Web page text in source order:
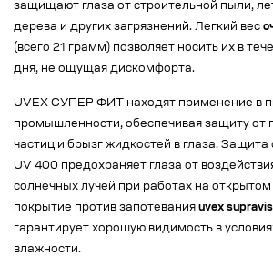
защищают глаза от строительной пыли,
дерева и других загрязнений. Легкий вес
(всего 21 грамм) позволяет носить их в
дня, не ощущая дискомфорта.
UVEX СУПЕР ФИТ находят применение в
промышленности, обеспечивая защиту от
частиц и брызг жидкостей в глаза. Защита
UV 400 предохраняет глаза от
солнечных лучей при работах на открытом
покрытие против запотевания uvex
гарантирует хорошую видимость в
влажности.